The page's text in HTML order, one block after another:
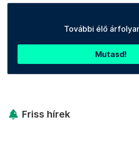
További élő
Mutasd!
Friss hírek